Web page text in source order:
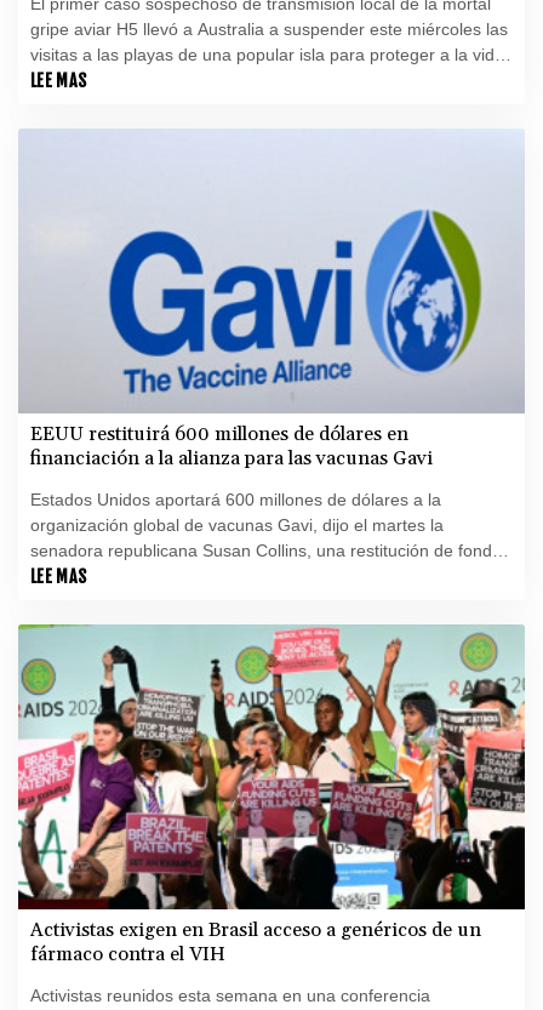
gripe aviar H5 llevó a Australia a suspender este miércoles las
visitas a las playas de una popular isla para proteger a la vida
silvestre.
LEE MAS
EEUU restituirá 600 millones de dólares en
financiación a la alianza para las vacunas Gavi
Estados Unidos aportará 600 millones de dólares a la
organización global de vacunas Gavi, dijo el martes la
senadora republicana Susan Collins, una restitución de fondos
que llega después de que el gobierno del presidente Donald
LEE MAS
Activistas exigen en Brasil acceso a genéricos de un
fármaco contra el VIH
Activistas reunidos esta semana en una conferencia